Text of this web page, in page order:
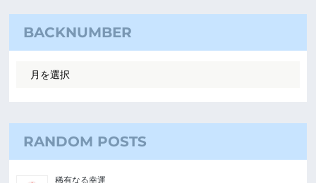
BACKNUMBER
RANDOM POSTS
稀有なる幸運